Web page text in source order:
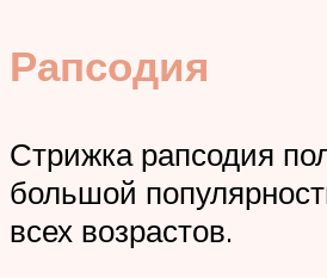
Рапсодия
Стрижка рапсодия
большой
всех возрастов.